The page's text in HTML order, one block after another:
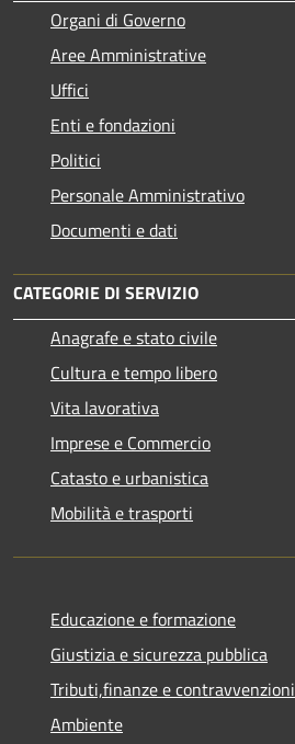
Organi di Governo
Aree Amministrative
Uffici
Enti e fondazioni
Politici
Personale Amministrativo
Documenti e dati
CATEGORIE DI SERVIZIO
Anagrafe e stato civile
Cultura e tempo libero
Vita lavorativa
Imprese e Commercio
Catasto e urbanistica
Mobilità e trasporti
Educazione e formazione
Giustizia e sicurezza pubblica
Tributi,finanze e contravvenzioni
Ambiente